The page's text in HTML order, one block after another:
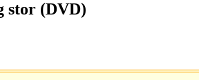
stor (DVD)